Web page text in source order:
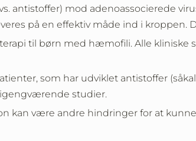
antistoffer) mod adenoassocierede
på en effektiv måde ind i kroppen.
til børn med hæmofili. Alle
som har udviklet antistoffer
igengværende studier.
kan være andre hindringer for at